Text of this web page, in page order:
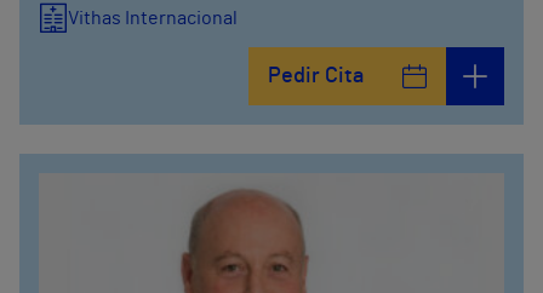
Vithas Internacional
Pedir Cita